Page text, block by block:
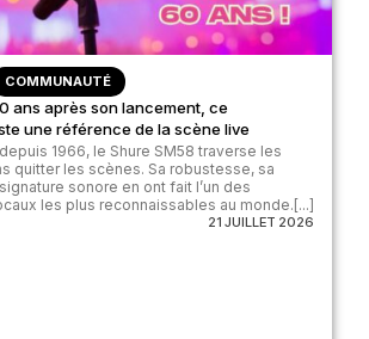
COMMUNAUTÉ
ans après son lancement, ce
une référence de la scène live
1966, le Shure SM58 traverse les
quitter les scènes. Sa robustesse, sa
sonore en ont fait l’un des
les plus reconnaissables au monde.[...]
21 JUILLET 2026